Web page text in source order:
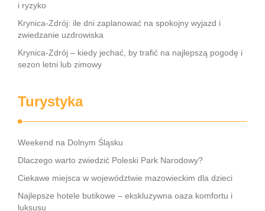
i ryzyko
Krynica-Zdrój: ile dni zaplanować na spokojny wyjazd i
zwiedzanie uzdrowiska
Krynica-Zdrój – kiedy jechać, by trafić na najlepszą pogodę i
sezon letni lub zimowy
Turystyka
Weekend na Dolnym Śląsku
Dlaczego warto zwiedzić Poleski Park Narodowy?
Ciekawe miejsca w województwie mazowieckim dla dzieci
Najlepsze hotele butikowe – ekskluzywna oaza komfortu i
luksusu